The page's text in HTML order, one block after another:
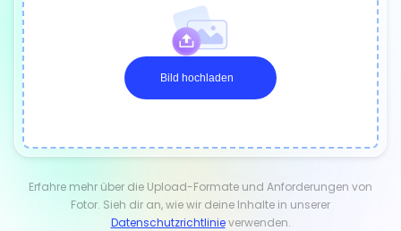
Bild hochladen
Erfahre mehr über die Upload-Formate und Anforderungen von
Fotor. Sieh dir an, wie wir deine Inhalte in unserer
Datenschutzrichtlinieverwenden.